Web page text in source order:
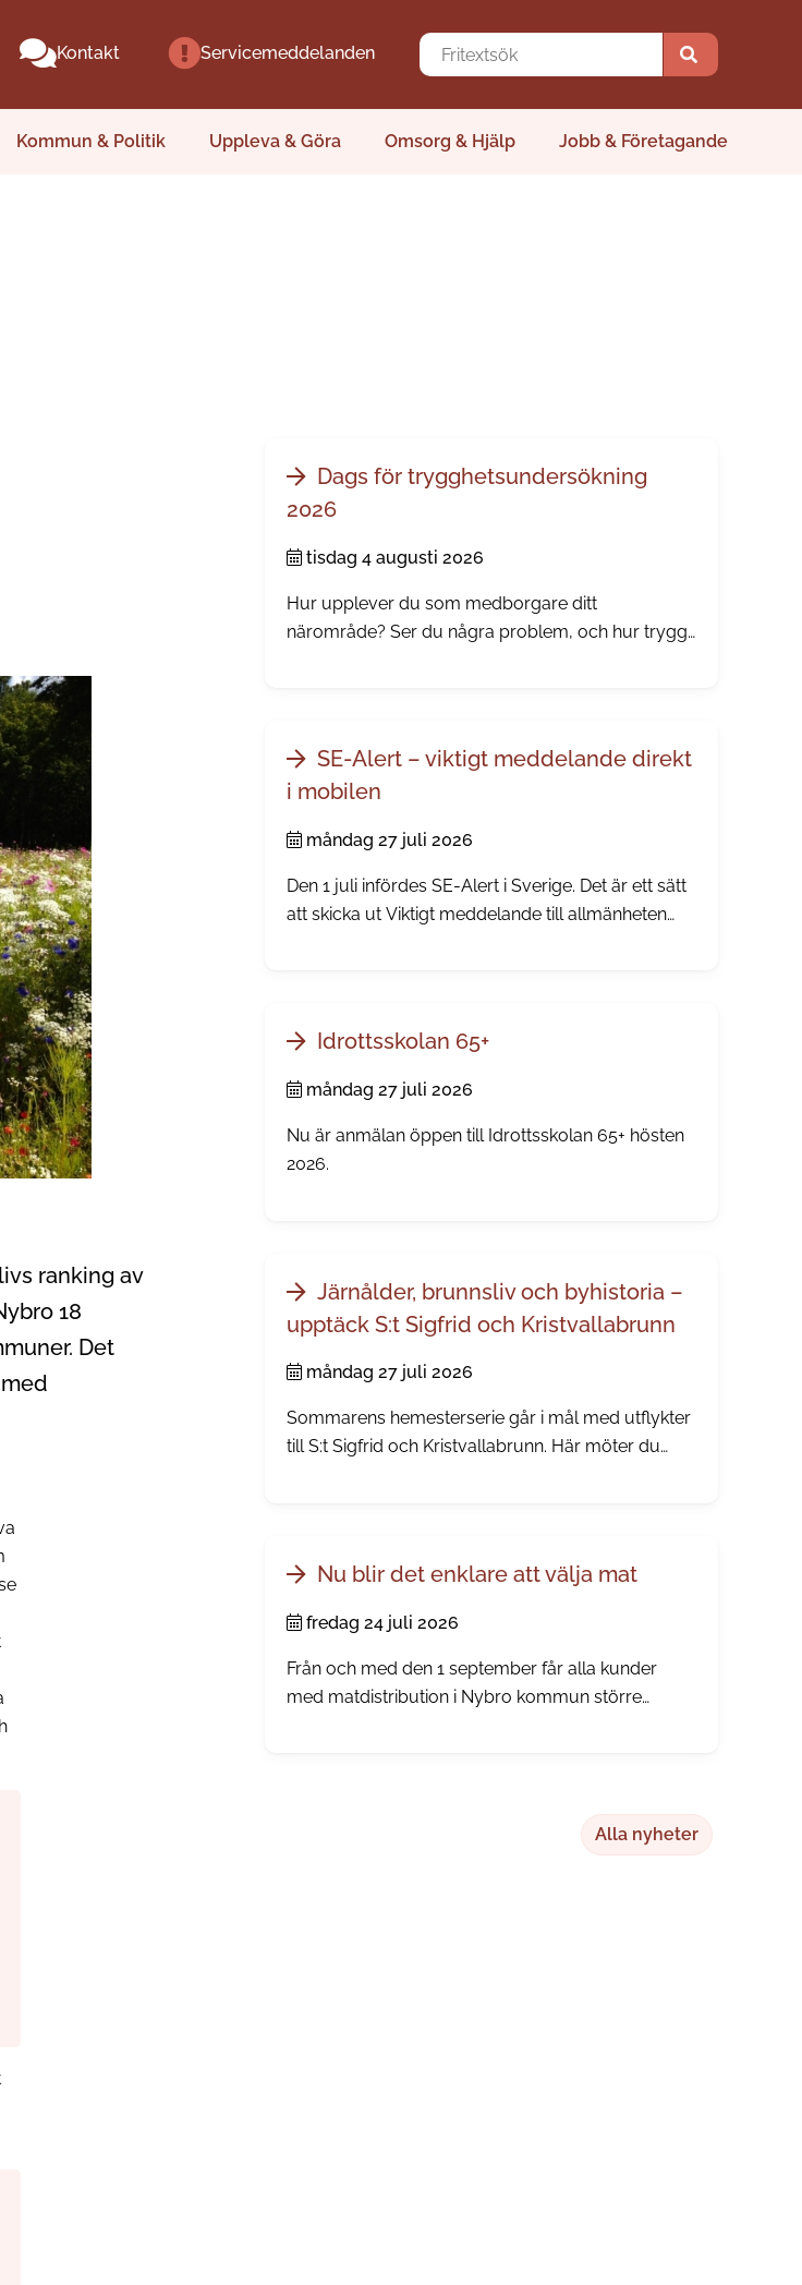
Kontakt Servicemeddelanden
Kommun & Politik Uppleva & Göra Omsorg & Hjälp Jobb & Företagande
ranking av
18
Det
Dags för trygghetsundersökning
2026
tisdag 4 augusti 2026
Hur upplever du som medborgare ditt
närområde? Ser du några problem, och hur trygg
SE-Alert – viktigt meddelande direkt
i mobilen
måndag 27 juli 2026
Den 1 juli infördes SE-Alert i Sverige. Det är ett sätt
att skicka ut Viktigt meddelande till allmänheten
Idrottsskolan 65+
måndag 27 juli 2026
Nu är anmälan öppen till Idrottsskolan 65+ hösten
2026.
Järnålder, brunnsliv och byhistoria –
upptäck S:t Sigfrid och Kristvallabrunn
måndag 27 juli 2026
Sommarens hemesterserie går i mål med utflykter
till S:t Sigfrid och Kristvallabrunn. Här möter du
dricka hälsobringande brunnsvatten.
Nu blir det enklare att välja mat
fredag 24 juli 2026
Från och med den 1 september får alla kunder
med matdistribution i Nybro kommun större
Alla nyheter